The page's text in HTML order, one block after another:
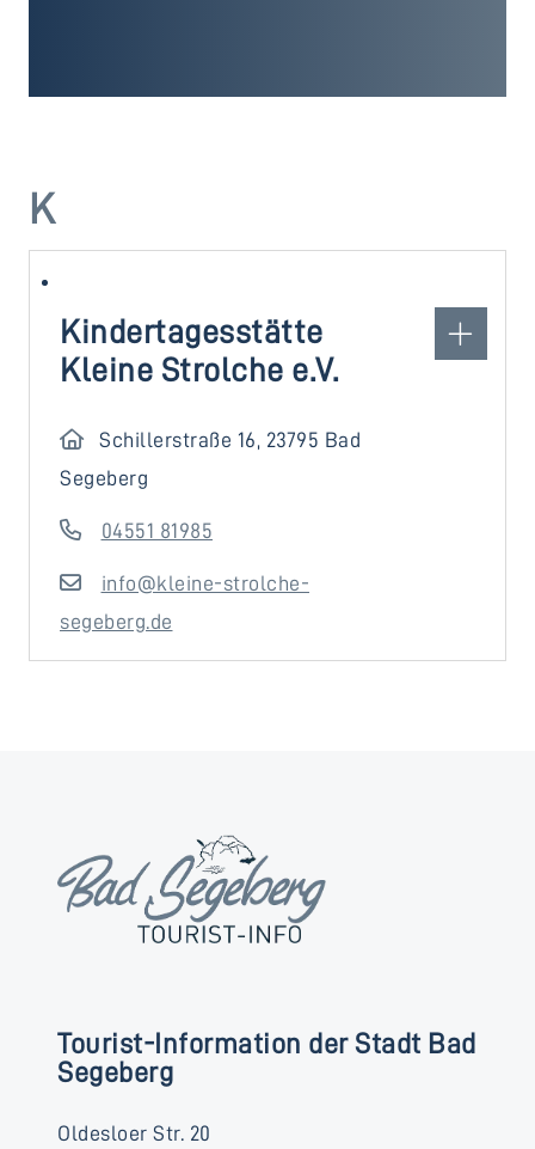
K
Kindertagesstätte
Kleine Strolche e.V.
Schillerstraße 16, 23795 Bad
Segeberg
04551 81985
info@kleine-strolche-
segeberg.de
Tourist-Information der Stadt Bad
Segeberg
Oldesloer Str. 20